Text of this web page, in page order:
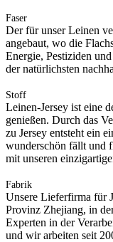
Faser
Der für unser Leinen
angebaut, wo die
Energie, Pestiziden
der natürlichsten
Stoff
Leinen-Jersey ist eine
genießen. Durch das
zu Jersey entsteht ein
wunderschön fällt und
mit unseren
Fabrik
Unsere Lieferfirma für
Provinz Zhejiang, in
Experten in der
und wir arbeiten seit